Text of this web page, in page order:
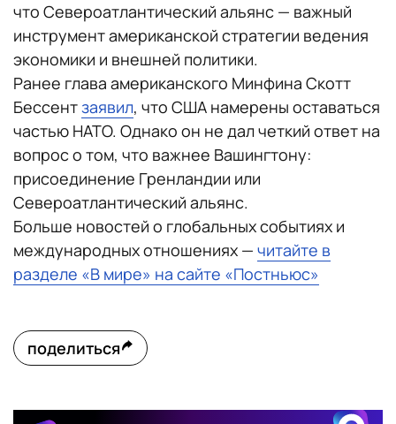
что Североатлантический альянс — важный
инструмент американской стратегии ведения
экономики и внешней политики.
Ранее глава американского Минфина Скотт
Бессентзаявил, что США намерены оставаться
частью НАТО. Однако он не дал четкий ответ на
вопрос о том, что важнее Вашингтону:
присоединение Гренландии или
Североатлантический альянс.
Больше новостей о глобальных событиях и
международных отношениях — читайте в
разделе «В мире» на сайте «Постньюс»
поделиться